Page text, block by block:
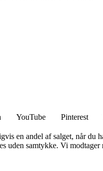
YouTube Pinterest
en andel af salget, når du
uden samtykke. Vi